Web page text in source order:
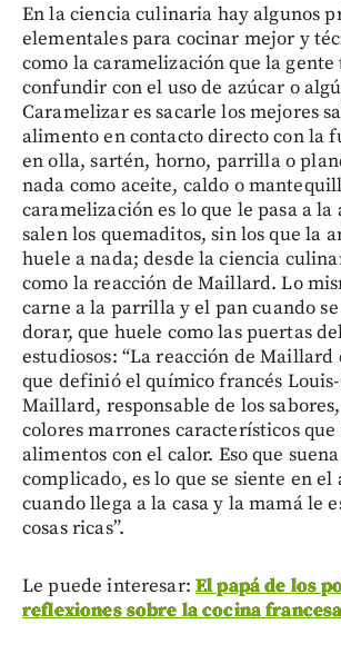
En la ciencia culinaria hay algunos
elementales para cocinar mejor y
como la caramelización que la gente
confundir con el uso de azúcar o
Caramelizar es sacarle los mejores
alimento en contacto directo con la
en olla, sartén, horno, parrilla o
nada como aceite, caldo o
caramelización es lo que le pasa a la
salen los quemaditos, sin los que la
huele a nada; desde la ciencia
como la reacción de Maillard. Lo
carne a la parrilla y el pan cuando
dorar, que huele como las puertas
estudiosos: “La reacción de Maillard
que definió el químico francés
Maillard, responsable de los
colores marrones característicos
alimentos con el calor. Eso que
complicado, es lo que se siente en el
cuando llega a la casa y la mamá le
cosas ricas”.
Le puede interesar: El papá de los
reflexiones sobre la cocina francesa